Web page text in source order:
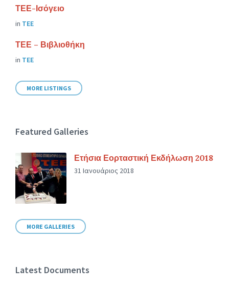
ΤΕΕ-Ισόγειο
in ΤΕΕ
ΤΕΕ – Βιβλιοθήκη
in ΤΕΕ
MORE LISTINGS
Featured Galleries
Ετήσια Εορταστική Εκδήλωση 2018
31 Ιανουάριος 2018
MORE GALLERIES
Latest Documents